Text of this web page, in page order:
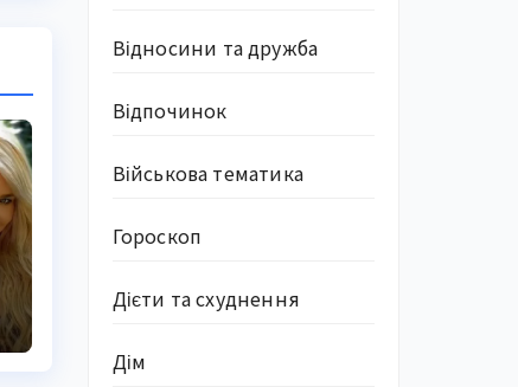
Відносини та дружба
Відпочинок
Військова тематика
Гороскоп
Дієти та схуднення
Дім